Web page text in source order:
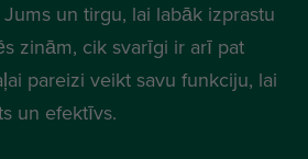
un tirgu, lai labāk izprastu
zinām, cik svarīgi ir arī pat
pareizi veikt savu funkciju, lai
un efektīvs.